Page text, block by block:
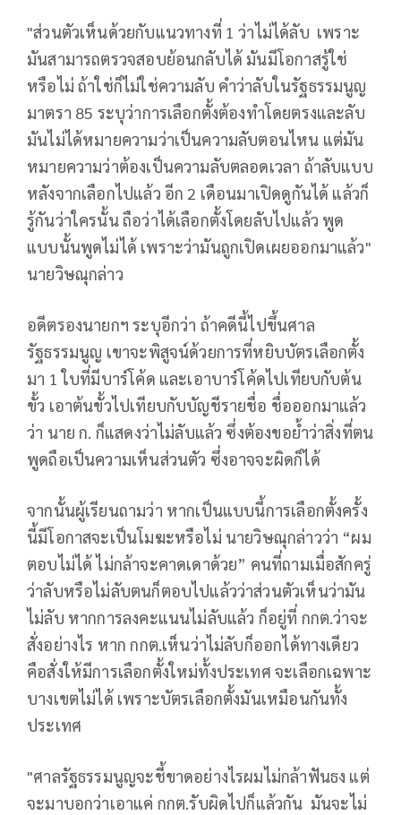
"ส่วนตัวเห็นด้วยกับแนวทางที่ 1 ว่าไม่ได้ลับ เพราะ
มันสามารถตรวจสอบย้อนกลับได้ มันมีโอกาสรู้ใช่
หรือไม่ ถ้าใช่ก็ไม่ใช่ความลับ คำว่าลับในรัฐธรรมนูญ
มาตรา 85 ระบุว่าการเลือกตั้งต้องทำโดยตรงและลับ
มันไม่ได้หมายความว่าเป็นความลับตอนไหน แต่มัน
หมายความว่าต้องเป็นความลับตลอดเวลา ถ้าลับแบบ
หลังจากเลือกไปแล้ว อีก 2 เดือนมาเปิดดูกันได้ แล้วก็
รู้กันว่าใครนั้น ถือว่าได้เลือกตั้งโดยลับไปแล้ว พูด
แบบนั้นพูดไม่ได้ เพราะว่ามันถูกเปิดเผยออกมาแล้ว"
นายวิษณุกล่าว
อดีตรองนายกฯ ระบุอีกว่า ถ้าคดีนี้ไปขึ้นศาล
รัฐธรรมนูญ เขาจะพิสูจน์ด้วยการที่หยิบบัตรเลือกตั้ง
มา 1 ใบที่มีบาร์โค้ด และเอาบาร์โค้ดไปเทียบกับต้น
ขั้ว เอาต้นขั้วไปเทียบกับบัญชีรายชื่อ ชื่อออกมาแล้ว
ว่า นาย ก. ก็แสดงว่าไม่ลับแล้ว ซึ่งต้องขอย้ำว่าสิ่งที่ตน
พูดถือเป็นความเห็นส่วนตัว ซึ่งอาจจะผิดก็ได้
จากนั้นผู้เรียนถามว่า หากเป็นแบบนี้การเลือกตั้งครั้ง
นี้มีโอกาสจะเป็นโมฆะหรือไม่ นายวิษณุกล่าวว่า “ผม
ตอบไม่ได้ ไม่กล้าจะคาดเดาด้วย” คนที่ถามเมื่อสักครู่
ว่าลับหรือไม่ลับตนก็ตอบไปแล้วว่าส่วนตัวเห็นว่ามัน
ไม่ลับ หากการลงคะแนนไม่ลับแล้ว ก็อยู่ที่ กกต.ว่าจะ
สั่งอย่างไร หาก กกต.เห็นว่าไม่ลับก็ออกได้ทางเดียว
คือสั่งให้มีการเลือกตั้งใหม่ทั้งประเทศ จะเลือกเฉพาะ
บางเขตไม่ได้ เพราะบัตรเลือกตั้งมันเหมือนกันทั้ง
ประเทศ
"ศาลรัฐธรรมนูญจะชี้ขาดอย่างไรผมไม่กล้าฟันธง แต่
จะมาบอกว่าเอาแค่ กกต.รับผิดไปก็แล้วกัน มันจะไม่